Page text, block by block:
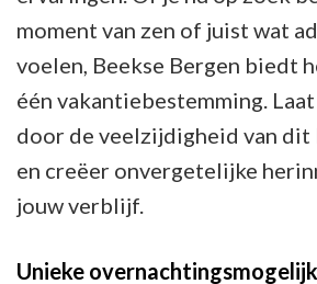
moment van zen of juist wat
voelen, Beekse Bergen biedt
één vakantiebestemming.
door de veelzijdigheid van dit
en creëer onvergetelijke
jouw verblijf.
Unieke